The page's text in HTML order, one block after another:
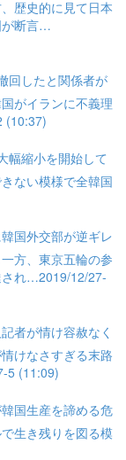
歴史的に見て日本
が断言…
回したと関係者が
がイランに不義理
(10:37)
幅縮小を開始して
ない模様で全韓国
国外交部が逆ギレ
方、東京五輪の参
され…2019/12/27-
者が情け容赦なく
けなさすぎる末路
5 (11:09)
国生産を諦める危
生き残りを図る模